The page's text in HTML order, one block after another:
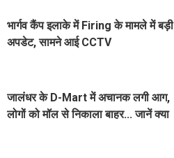
भार्गव कैंप इलाके में Firing के मामले में बड़ी
अपडेट, सामने आई CCTV
जालंधर के D-Mart में अचानक लगी आग,
लोगों को मॉल से निकाला बाहर... जानें क्या